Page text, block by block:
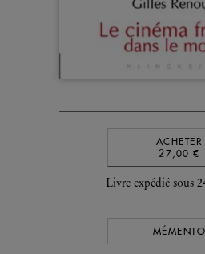
ACHETER
27,00 €
Livre expédié sous
MÉMENTO